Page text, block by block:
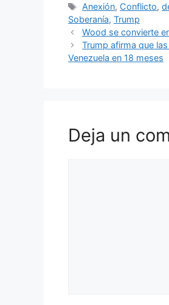
Etiquetas
Anexión, Conflicto,
Soberanía, Trump
Wood se convierte
Trump afirma que
Venezuela en 18 meses
Deja un